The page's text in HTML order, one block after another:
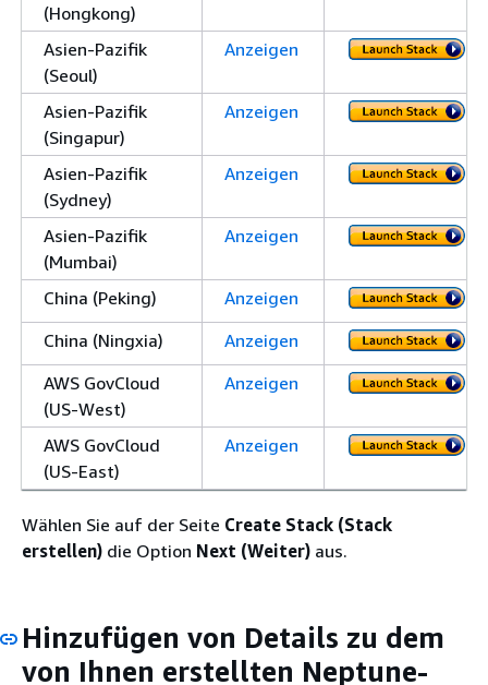
(Hongkong)
Asien-Pazifik
(Seoul)
Anzeigen
Asien-Pazifik
(Singapur)
Anzeigen
Asien-Pazifik
(Sydney)
Anzeigen
Asien-Pazifik
(Mumbai)
Anzeigen
China (Peking)
Anzeigen
China (Ningxia)
Anzeigen
AWS GovCloud
(US-West)
Anzeigen
AWS GovCloud
(US-East)
Anzeigen
Wählen Sie auf der Seite Create Stack (Stack
erstellen) die Option Next (Weiter) aus.
Hinzufügen von Details zu dem
von Ihnen erstellten Neptune-